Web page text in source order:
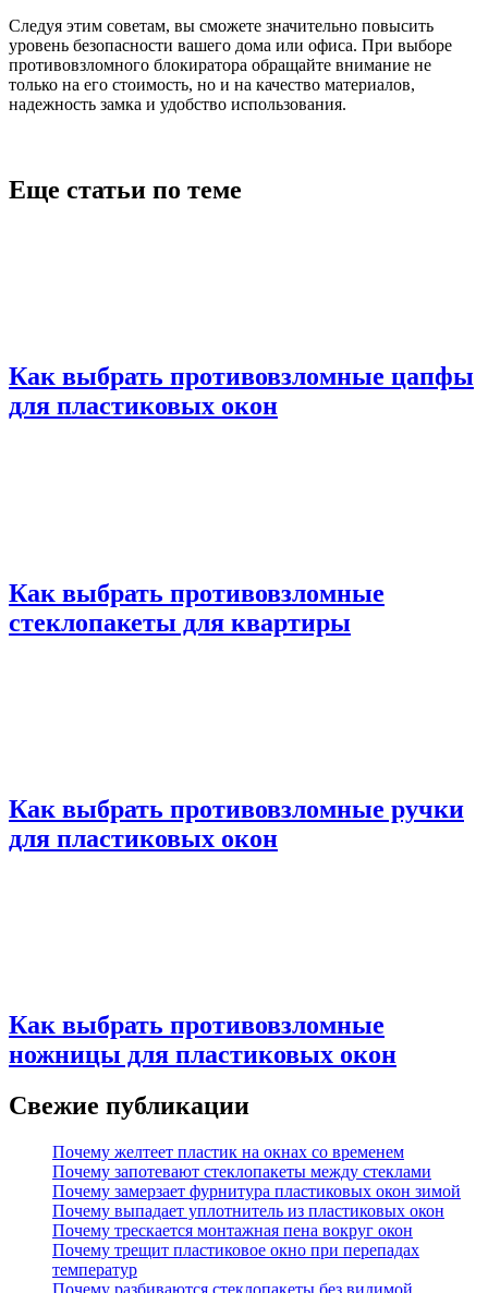
Следуя этим советам, вы сможете значительно повысить
уровень безопасности вашего дома или офиса. При выборе
противовзломного блокиратора обращайте внимание не
только на его стоимость, но и на качество материалов,
надежность замка и удобство использования.
Еще статьи по теме
Как выбрать противовзломные цапфы
для пластиковых окон
Как выбрать противовзломные
стеклопакеты для квартиры
Как выбрать противовзломные ручки
для пластиковых окон
Как выбрать противовзломные
ножницы для пластиковых окон
Свежие публикации
Почему желтеет пластик на окнах со временем
Почему запотевают стеклопакеты между стеклами
Почему замерзает фурнитура пластиковых окон зимой
Почему выпадает уплотнитель из пластиковых окон
Почему трескается монтажная пена вокруг окон
Почему трещит пластиковое окно при перепадах
температур
Почему разбиваются стеклопакеты без видимой